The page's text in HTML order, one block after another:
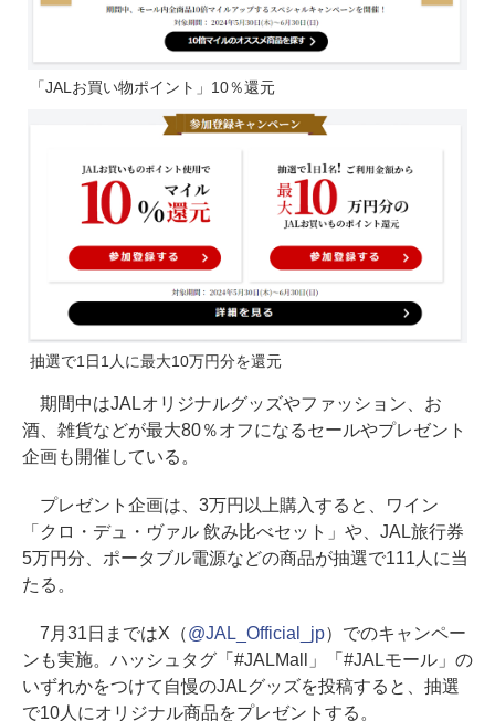
「JALお買い物ポイント」10％還元
抽選で1日1人に最大10万円分を還元
期間中はJALオリジナルグッズやファッション、お
酒、雑貨などが最大80％オフになるセールやプレゼント
企画も開催している。
プレゼント企画は、3万円以上購入すると、ワイン
「クロ・デュ・ヴァル 飲み比べセット」や、JAL旅行券
5万円分、ポータブル電源などの商品が抽選で111人に当
たる。
7月31日まではX（@JAL_Official_jp）でのキャンペー
ンも実施。ハッシュタグ「#JALMall」「#JALモール」の
いずれかをつけて自慢のJALグッズを投稿すると、抽選
で10人にオリジナル商品をプレゼントする。